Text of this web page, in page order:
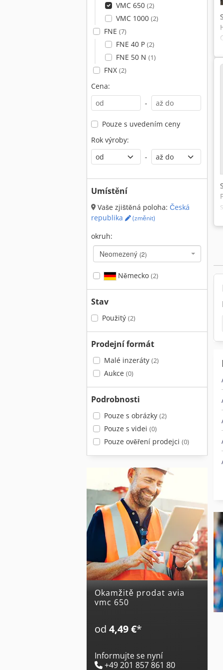
VMC 650 (2)
VMC 1000 (2)
FNE (7)
FNE 40 P (2)
FNE 50 N (1)
FNX (2)
Cena:
-
Pouze s uvedením ceny
Rok výroby:
-
Umístění
Vaše zjištěná poloha: Česká
republika
(změnit)
okruh:
Neomezený (2)
Německo (2)
Stav
Použitý (2)
Prodejní formát
Malé inzeráty (2)
Aukce (0)
Podrobnosti
Pouze s obrázky (2)
Pouze s videi (0)
Pouze ověření prodejci (0)
Okamžitě prodat avia
vmc 650
od 4,49 €*
Informujte se nyní
+49 201 857 861 80